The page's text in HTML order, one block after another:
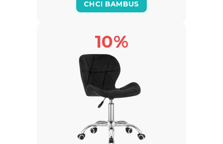
CHCI BAMBUS
10%